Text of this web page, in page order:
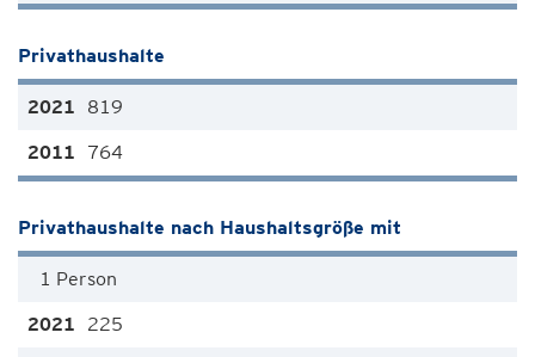
Privathaushalte
819
764
Privathaushalte nach Haushaltsgröße mit
1 Person
225